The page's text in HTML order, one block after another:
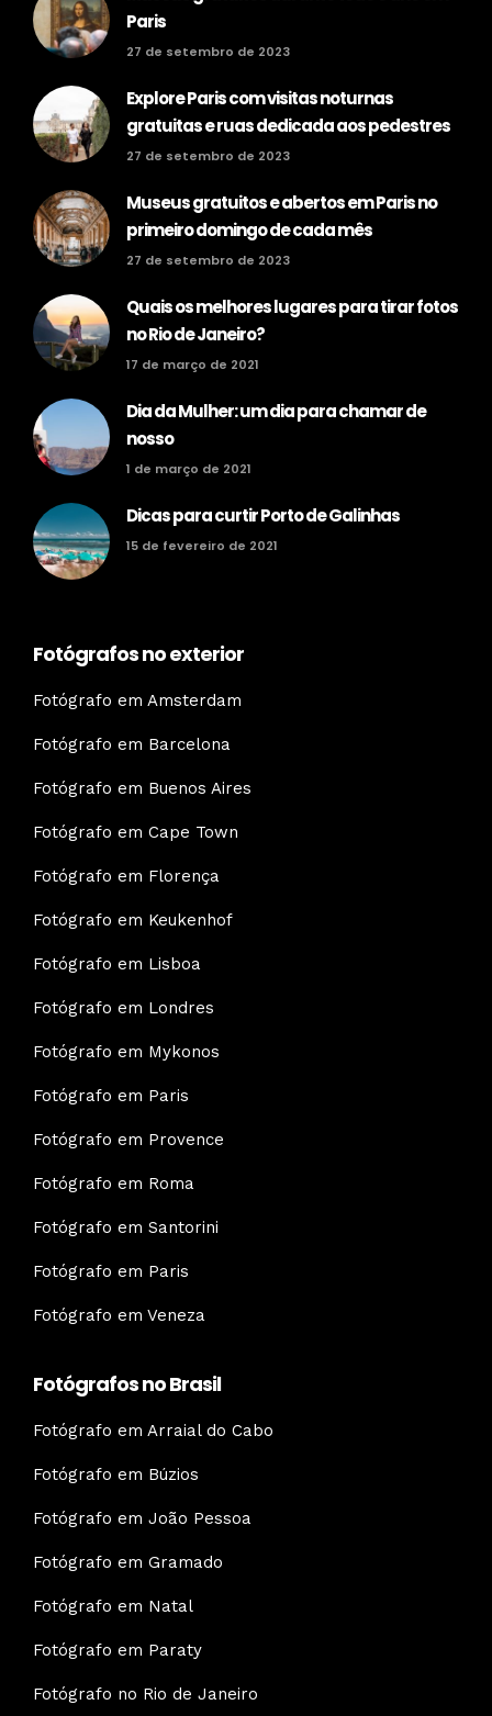
Paris
27 de setembro de 2023
Explore Paris com visitas noturnas
gratuitas e ruas dedicada aos pedestres
27 de setembro de 2023
Museus gratuitos e abertos em Paris no
primeiro domingo de cada mês
27 de setembro de 2023
Quais os melhores lugares para tirar fotos
no Rio de Janeiro?
17 de março de 2021
Dia da Mulher: um dia para chamar de
nosso
1 de março de 2021
Dicas para curtir Porto de Galinhas
15 de fevereiro de 2021
Fotógrafos no exterior
Fotógrafo em Amsterdam
Fotógrafo em Barcelona
Fotógrafo em Buenos Aires
Fotógrafo em Cape Town
Fotógrafo em Florença
Fotógrafo em Keukenhof
Fotógrafo em Lisboa
Fotógrafo em Londres
Fotógrafo em Mykonos
Fotógrafo em Paris
Fotógrafo em Provence
Fotógrafo em Roma
Fotógrafo em Santorini
Fotógrafo em Paris
Fotógrafo em Veneza
Fotógrafos no Brasil
Fotógrafo em Arraial do Cabo
Fotógrafo em Búzios
Fotógrafo em João Pessoa
Fotógrafo em Gramado
Fotógrafo em Natal
Fotógrafo em Paraty
Fotógrafo no Rio de Janeiro